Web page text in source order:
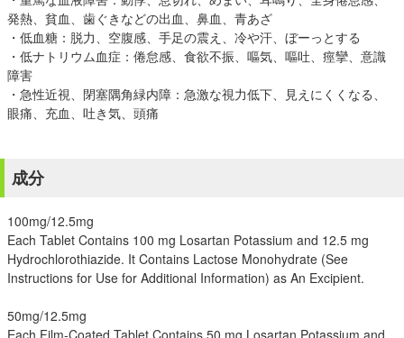
発熱、貧血、歯ぐきなどの出血、鼻血、青あざ
・低血糖：脱力、空腹感、手足の震え、冷や汗、ぼーっとする
・低ナトリウム血症：倦怠感、食欲不振、嘔気、嘔吐、痙攣、意識
障害
・急性近視、閉塞隅角緑内障：急激な視力低下、見えにくくなる、
眼痛、充血、吐き気、頭痛
成分
100mg/12.5mg
Each Tablet Contains 100 mg Losartan Potassium and 12.5 mg
Hydrochlorothiazide. It Contains Lactose Monohydrate (See
Instructions for Use for Additional Information) as An Excipient.
50mg/12.5mg
Each Film-Coated Tablet Contains 50 mg Losartan Potassium and